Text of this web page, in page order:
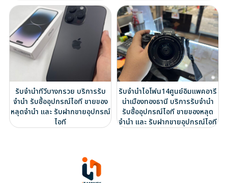
รับจำนำทีวีบางกรวย บริการรับ
จำนำ รับซื้ออุปกรณ์ไอที ขายของ
หลุดจำนำ และ รับฝากขายอุปกรณ์
ไอที
รับจำนำไอโฟน14ศูนย์อิมแพคอารี
น่าเมืองทองธานี บริการรับจำนำ
รับซื้ออุปกรณ์ไอที ขายของหลุด
จำนำ และ รับฝากขายอุปกรณ์ไอที